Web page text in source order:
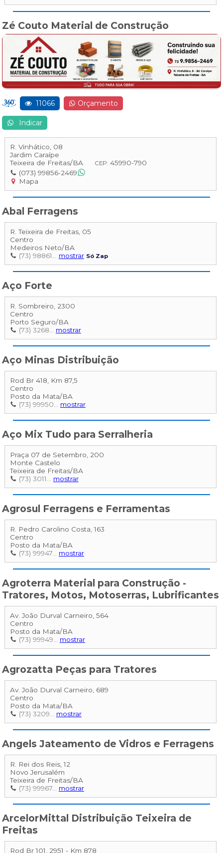
Zé Couto Material de Construção
11066 Orçamento
Indicar
R. Vinhático, 08
Jardim Caraípe
Teixeira de Freitas/BA CEP: 45990-790
(073) 99856-2469
Mapa
Abal Ferragens
R. Teixeira de Freitas, 05
Centro
Medeiros Neto/BA
(73) 98861... mostrar Só Zap
Aço Forte
R. Sombreiro, 2300
Centro
Porto Seguro/BA
(73) 3268... mostrar
Aço Minas Distribuição
Rod Br 418, Km 87,5
Centro
Posto da Mata/BA
(73) 99950... mostrar
Aço Mix Tudo para Serralheria
Praça 07 de Setembro, 200
Monte Castelo
Teixeira de Freitas/BA
(73) 3011... mostrar
Agrosul Ferragens e Ferramentas
R. Pedro Carolino Costa, 163
Centro
Posto da Mata/BA
(73) 99947... mostrar
Agroterra Material para Construção -
Tratores, Motos, Motoserras, Lubrificantes
Av. João Durval Carneiro, 564
Centro
Posto da Mata/BA
(73) 99949... mostrar
Agrozatta Peças para Tratores
Av. João Durval Carneiro, 689
Centro
Posto da Mata/BA
(73) 3209... mostrar
Angels Jateamento de Vidros e Ferragens
R. Rei dos Reis, 12
Novo Jerusalém
Teixeira de Freitas/BA
(73) 99967... mostrar
ArcelorMittal Distribuição Teixeira de
Freitas
Rod Br 101, 2951 - Km 878